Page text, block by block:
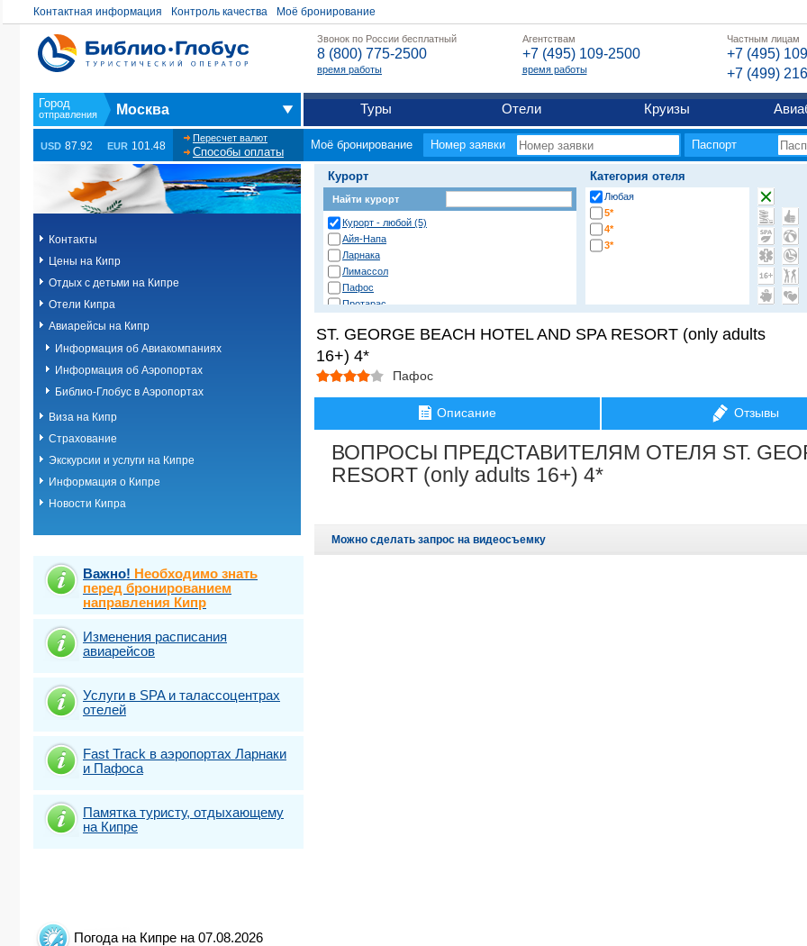
Контактная информация Контроль качества Моё бронирование
Звонок по России бесплатный
8 (800) 775-2500
время работы
Агентствам
+7 (495) 109-2500
время работы
Частным лицам
+7 (495)
+7 (499)
Москва Туры Отели Круизы
USD 87.92 EUR 101.48
Пересчет валют
Способы оплаты
Моё бронирование Номер заявки Паспорт
Контакты
Цены на Кипр
Отдых с детьми на Кипре
Отели Кипра
Авиарейсы на Кипр
Информация об Авиакомпаниях
Информация об Аэропортах
Библио-Глобус в Аэропортах
Виза на Кипр
Страхование
Экскурсии и услуги на Кипре
Информация о Кипре
Новости Кипра
Важно! Необходимо знать
перед бронированием
направления Кипр
Изменения расписания
авиарейсов
Услуги в SPA и талассоцентрах
отелей
Fast Traсk в аэропортах Ларнаки
и Пафоса
Памятка туристу, отдыхающему
на Кипре
Погода на Кипре на 07.08.2026
Курорт
Найти курорт
Курорт - любой (5)
Айя-Напа
Ларнака
Лимассол
Пафос
Протарас
Категория отеля
Любая
5*
4*
3*
ST. GEORGE BEACH HOTEL AND SPA RESORT (only adults
16+) 4*
Пафос
Описание Отзывы
ВОПРОСЫ ПРЕДСТАВИТЕЛЯМ ОТЕЛЯ ST.
RESORT (only adults 16+) 4*
Можно сделать запрос на видеосъемку